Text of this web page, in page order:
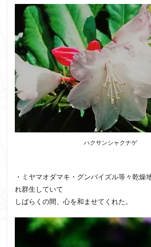
ハクサンシャクナゲ
・ミヤマオダマキ・グンバイズル等々乾燥
れ群生していて
しばらくの間、心を和ませてくれた。